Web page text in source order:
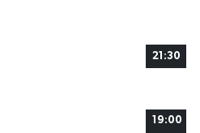
21:30
19:00